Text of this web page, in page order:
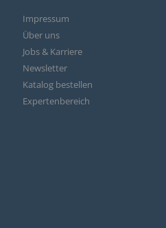
Impressum
Über uns
Jobs & Karriere
Newsletter
Katalog bestellen
Expertenbereich